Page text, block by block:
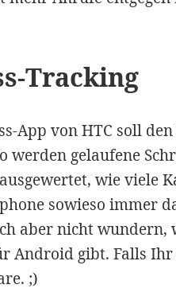
Tracking
App von HTC soll
werden gelaufene
wie viele
sowieso immer
aber nicht wundern,
Android gibt. Falls
;)